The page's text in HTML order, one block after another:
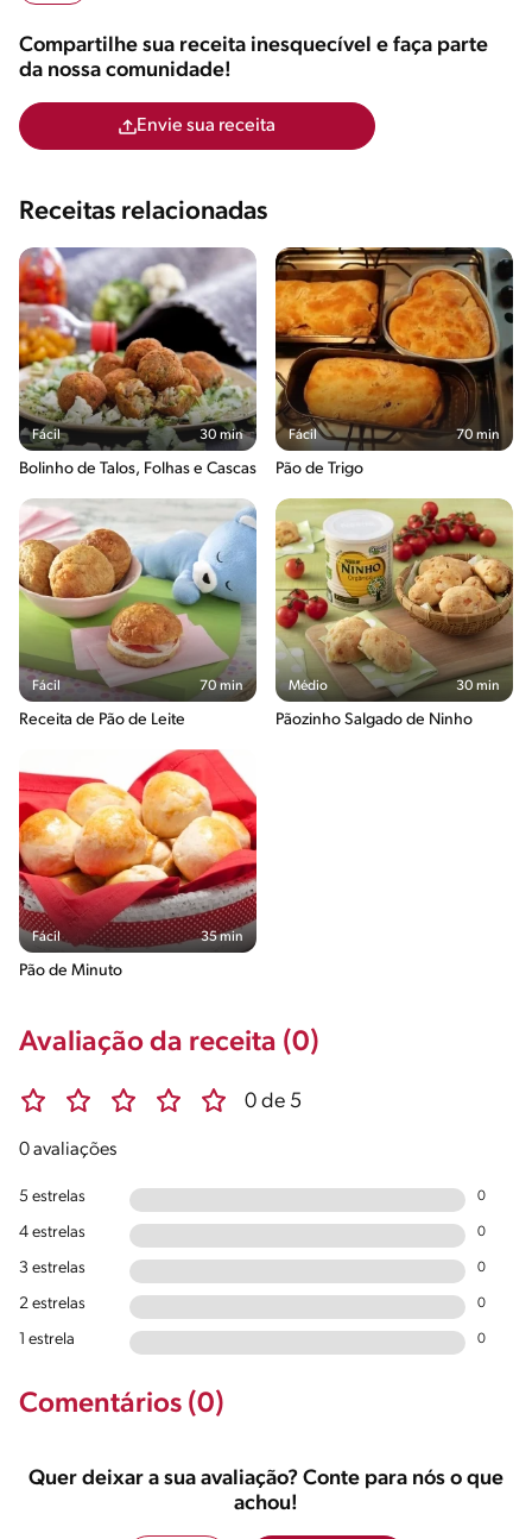
Compartilhe sua receita inesquecível e faça parte
da nossa comunidade!
Envie sua receita
Receitas relacionadas
Fácil 30 min
Bolinho de Talos, Folhas e Cascas
Fácil 70 min
Pão de Trigo
Fácil 70 min
Receita de Pão de Leite
Médio 30 min
Pãozinho Salgado de Ninho
Fácil 35 min
Pão de Minuto
Avaliação da receita (0)
0 de 5
0 avaliações
5 estrelas 0
4 estrelas 0
3 estrelas 0
2 estrelas 0
1 estrela 0
Comentários (0)
Quer deixar a sua avaliação? Conte para nós o que
achou!